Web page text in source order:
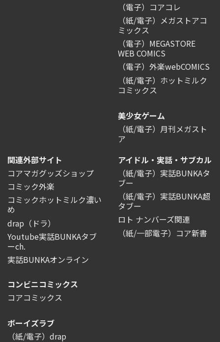
（電子）コアコレ
（紙/電子）メガストアコ
ミックス
（電子）MEGASTORE
WEB COMICS
（電子）外楽webCOMICS
（紙/電子）ホットミルク
コミックス
美少女ゲーム
（紙/電子）月刊メガスト
ア
関連外部サイト
コアマガグッズショップ
コミック外楽
コミックホットミルク濃い
め
drap（ドラ）
Youtube実話BUNKAタブ
ーch.
実話BUNKAオンライン
アイドル・実話・サブカル
（紙/電子）実話BUNKAタ
ブー
（紙/電子）実話BUNKA超
タブー
ロト ナンバーズ関連
（紙/一部電子）コア新書
コンビニコミックス
コアコミックス
ボーイズラブ
（紙/電子）drap